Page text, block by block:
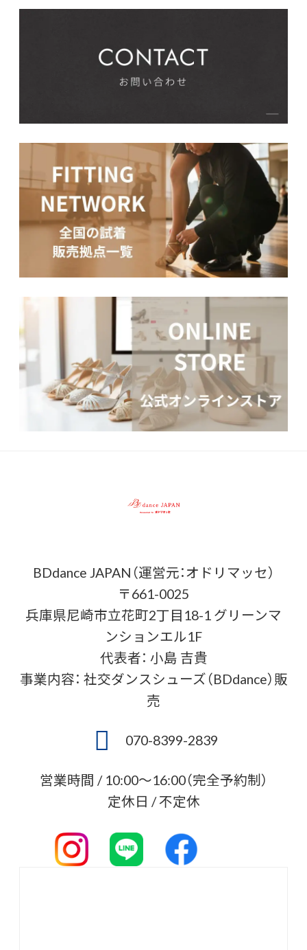
BDdance JAPAN（運営元：オドリマッセ）
〒661-0025
兵庫県尼崎市立花町2丁目18-1 グリーンマ
ンションエル1F
代表者： 小島 吉貴
事業内容： 社交ダンスシューズ（BDdance）販
売
070-8399-2839
営業時間 / 10:00〜16:00（完全予約制）
定休日 / 不定休